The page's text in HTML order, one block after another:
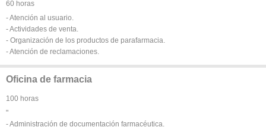
60 horas
- Atención al usuario.
- Actividades de venta.
- Organización de los productos de parafarmacia.
- Atención de reclamaciones.
Oficina de farmacia
100 horas
"
- Administración de documentación farmacéutica.